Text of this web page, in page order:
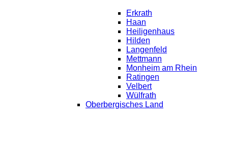
Erkrath
Haan
Heiligenhaus
Hilden
Langenfeld
Mettmann
Monheim am Rhein
Ratingen
Velbert
Wülfrath
Oberbergisches Land